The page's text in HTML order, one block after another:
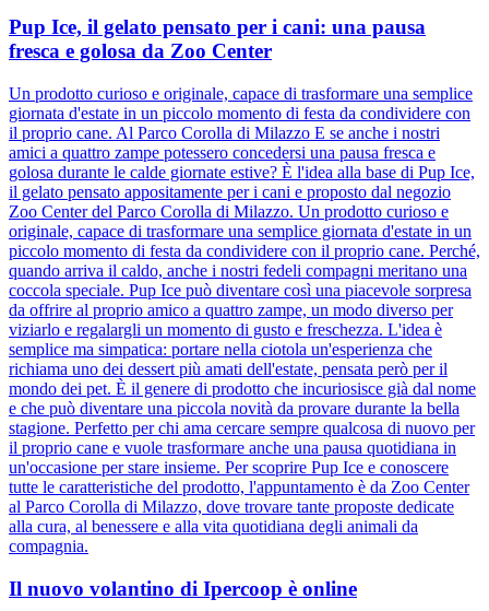
Pup Ice, il gelato pensato per i cani: una pausa
fresca e golosa da Zoo Center
Un prodotto curioso e originale, capace di trasformare una semplice
giornata d'estate in un piccolo momento di festa da condividere con
il proprio cane. Al Parco Corolla di Milazzo E se anche i nostri
amici a quattro zampe potessero concedersi una pausa fresca e
golosa durante le calde giornate estive? È l'idea alla base di Pup Ice,
il gelato pensato appositamente per i cani e proposto dal negozio
Zoo Center del Parco Corolla di Milazzo. Un prodotto curioso e
originale, capace di trasformare una semplice giornata d'estate in un
piccolo momento di festa da condividere con il proprio cane. Perché,
quando arriva il caldo, anche i nostri fedeli compagni meritano una
coccola speciale. Pup Ice può diventare così una piacevole sorpresa
da offrire al proprio amico a quattro zampe, un modo diverso per
viziarlo e regalargli un momento di gusto e freschezza. L'idea è
semplice ma simpatica: portare nella ciotola un'esperienza che
richiama uno dei dessert più amati dell'estate, pensata però per il
mondo dei pet. È il genere di prodotto che incuriosisce già dal nome
e che può diventare una piccola novità da provare durante la bella
stagione. Perfetto per chi ama cercare sempre qualcosa di nuovo per
il proprio cane e vuole trasformare anche una pausa quotidiana in
un'occasione per stare insieme. Per scoprire Pup Ice e conoscere
tutte le caratteristiche del prodotto, l'appuntamento è da Zoo Center
al Parco Corolla di Milazzo, dove trovare tante proposte dedicate
alla cura, al benessere e alla vita quotidiana degli animali da
compagnia.
Il nuovo volantino di Ipercoop è online